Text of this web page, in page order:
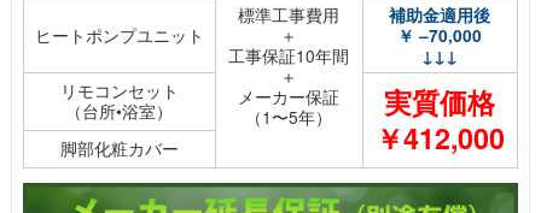
標準工事費用
＋
工事保証10年間
＋
メーカー保証
（1〜5年）
ヒートポンプユニット
補助金適用後
￥ –70,000
↓↓↓
リモコンセット
（台所•浴室）
実質価格
￥412,000
脚部化粧カバー